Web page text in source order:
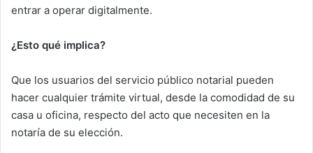
entrar a operar digitalmente.
¿Esto qué implica?
Que los usuarios del servicio público notarial pueden
hacer cualquier trámite virtual, desde la comodidad de su
casa u oficina, respecto del acto que necesiten en la
notaría de su elección.